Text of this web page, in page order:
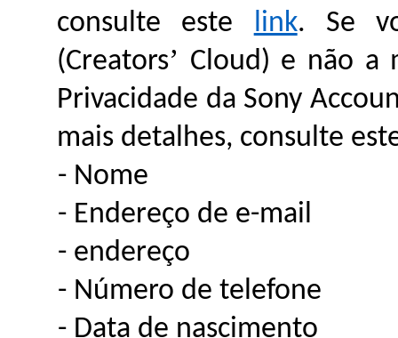
consulte este link. Se
(Creators’ Cloud) e não a
Privacidade da Sony
mais detalhes, consulte
- Nome
- Endereço de e-mail
- endereço
- Número de telefone
- Data de nascimento